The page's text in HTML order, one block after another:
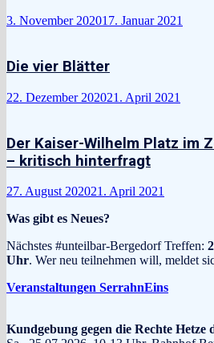
3. November 202017. Januar 2021
Die vier Blätter
22. Dezember 202021. April 2021
Der Kaiser-Wilhelm Platz im
– kritisch hinterfragt
27. August 202021. April 2021
Was gibt es Neues?
Nächstes #unteilbar-Bergedorf Treffen:
Uhr. Wer neu teilnehmen will, meldet
Veranstaltungen SerrahnEins
Kundgebung gegen die Rechte Hetze